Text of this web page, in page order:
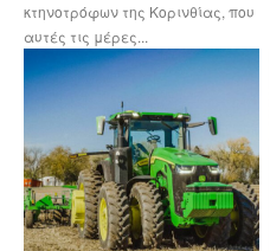
κτηνοτρόφων της Κορινθίας, που
αυτές τις μέρες...